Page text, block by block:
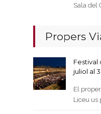
Sala del
Propers
Festival
juliol al
El
Liceu us